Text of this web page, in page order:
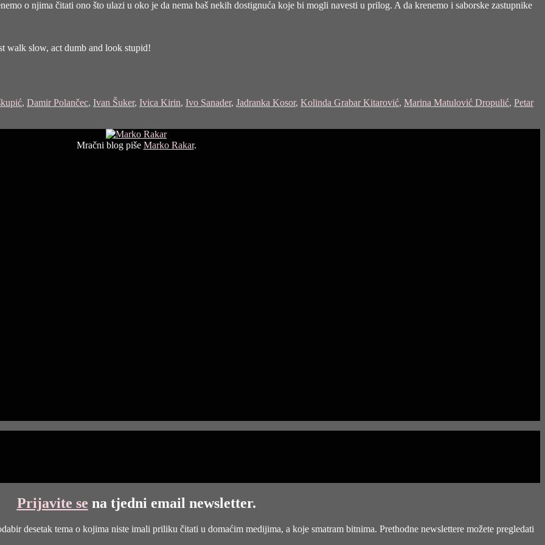
o njima čitati ono što ulazi u oko je da nema baš nekih dostignuća koje bi mogli navesti u prilog. A da krenemo i saborske zastupnike
walk slow, act dumb and look stupid!
, Damir Polančec, Ivan Šuker, Ivica Kirin, Ivo Sanader, Jadranka Kosor, Kolinda Grabar Kitarović, Marina Matulović Dropulić, Petar
Mračni blog piše Marko Rakar.
Prijavite se na tjedni email newsletter.
desetak tema o kojima niste imali priliku čitati u domaćim medijima, a koje smatram bitnima. Prethodne newslettere možete pregledati